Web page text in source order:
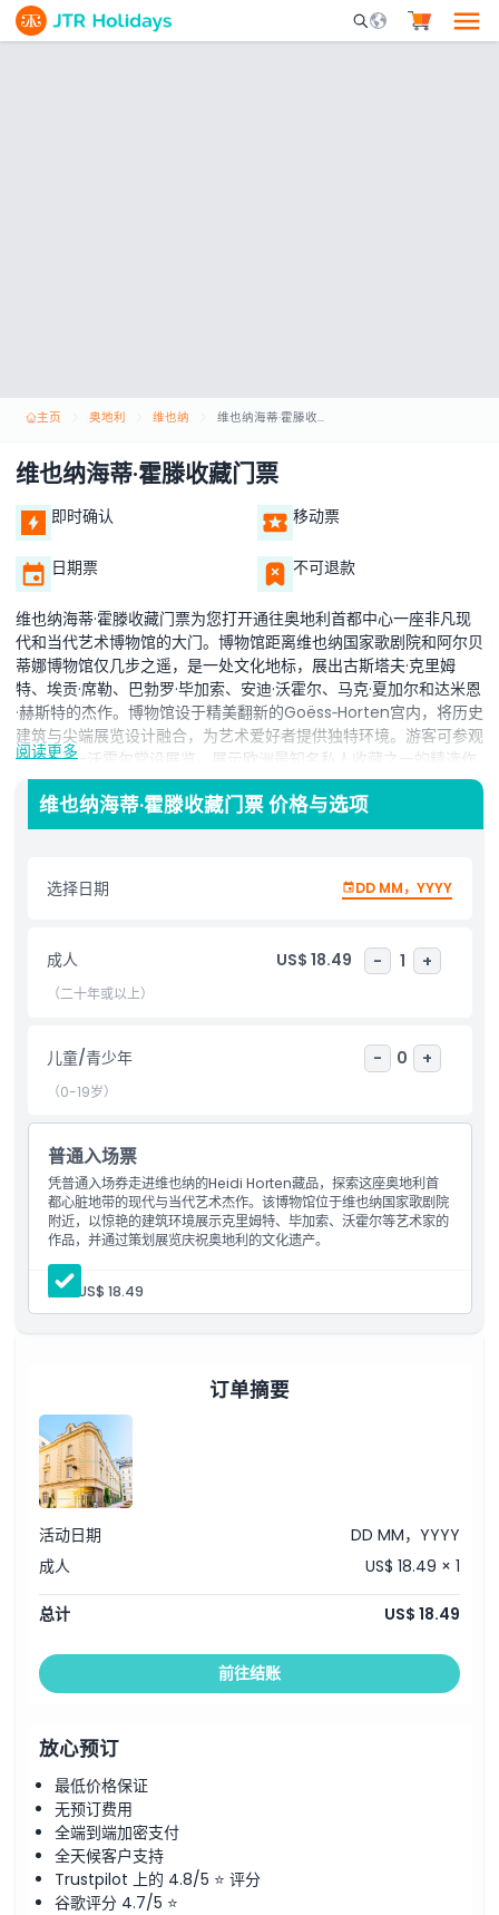
Mobile Search
主页 奥地利 维也纳 维也纳海蒂·霍滕收藏门票
维也纳海蒂·霍滕收藏门票
即时确认 移动票
日期票 不可退款
维也纳海蒂·霍滕收藏门票为您打开通往奥地利首都中心一座非凡现
代和当代艺术博物馆的大门。博物馆距离维也纳国家歌剧院和阿尔贝
蒂娜博物馆仅几步之遥，是一处文化地标，展出古斯塔夫·克里姆
特、埃贡·席勒、巴勃罗·毕加索、安迪·沃霍尔、马克·夏加尔和达米恩
·赫斯特的杰作。博物馆设于精美翻新的Goëss‑Horten宫内，将历史
建筑与尖端展览设计融合，为艺术爱好者提供独特环境。游客可参观
克里姆特-沃霍尔常设展览，展示欧洲最知名私人收藏之一的精选作
品。轮换特别展览涵盖古典现代主义、新表现主义和波普艺术，确保
每次参观都有新发现。采光充足的展厅和精心策划的展品使海蒂·霍
滕收藏成为关注维也纳艺术博物馆和奥地利文化遗产人士的必游之
始至终顺畅无忧。无论您是资深艺术爱好者还是初次探访维也纳博物
馆，都将通过海蒂·霍滕收藏体验百余年的艺术创新之旅。立即预订
亮点
包含项
儿童成人政策
排除项
营业时间
需要了解的事项
如何到达那里
如何兑换
取消政策
阅读更多
维也纳海蒂·霍滕收藏门票 价格与选项
选择日期 DD MM，YYYY
成人 US$ 18.49 - 1 +
（二十年或以上）
儿童/青少年 - 0 +
（0-19岁）
普通入场票
凭普通入场券走进维也纳的Heidi Horten藏品，探索这座奥地利首
都心脏地带的现代与当代艺术杰作。该博物馆位于维也纳国家歌剧院
附近，以惊艳的建筑环境展示克里姆特、毕加索、沃霍尔等艺术家的
作品，并通过策划展览庆祝奥地利的文化遗产。
成人: US$ 18.49
订单摘要
活动日期
DD MM，YYYY
成人
US$ 18.49 × 1
总计 US$ 18.49
前往结账
放心预订
最低价格保证
无预订费用
全端到端加密支付
全天候客户支持
Trustpilot 上的 4.8/5 ⭐ 评分
谷歌评分 4.7/5 ⭐